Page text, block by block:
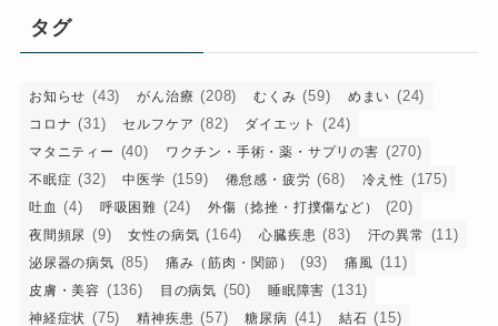
ー
タグ
お知らせ (43) がん治療 (208) むくみ (59) めまい (24)
コロナ (31) セルフケア (82) ダイエット (24)
マタニティー (40) ワクチン・手術・薬・サプリの害 (270)
不眠症 (32) 中医学 (159) 倦怠感・疲労 (68) 冷え性 (175)
吐血 (4) 呼吸困難 (24) 外傷（捻挫・打撲傷など） (20)
夜間頻尿 (9) 女性の病気 (164) 心臓疾患 (83) 汗の異常 (11)
泌尿器の病気 (85) 痛み（筋肉・関節） (93) 痛風 (11)
皮膚・美容 (136) 目の病気 (50) 睡眠障害 (131)
神経症状 (75) 精神疾患 (57) 糖尿病 (41) 結石 (15)